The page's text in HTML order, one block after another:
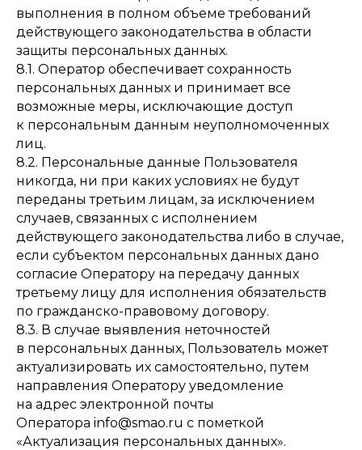
выполнения в полном объеме требований
действующего законодательства в области
защиты персональных данных.
8.1. Оператор обеспечивает сохранность
персональных данных и принимает все
возможные меры, исключающие доступ
к персональным данным неуполномоченных
лиц.
8.2. Персональные данные Пользователя
никогда, ни при каких условиях не будут
переданы третьим лицам, за исключением
случаев, связанных с исполнением
действующего законодательства либо в случае,
если субъектом персональных данных дано
согласие Оператору на передачу данных
третьему лицу для исполнения обязательств
по гражданско-правовому договору.
8.3. В случае выявления неточностей
в персональных данных, Пользователь может
актуализировать их самостоятельно, путем
направления Оператору уведомление
на адрес электронной почты
Оператора info@smao.ru с пометкой
«Актуализация персональных данных».